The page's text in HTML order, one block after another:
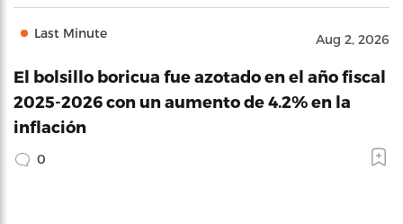
Last Minute Aug 2, 2026
El bolsillo boricua fue azotado en el año fiscal
2025-2026 con un aumento de 4.2% en la
inflación
0